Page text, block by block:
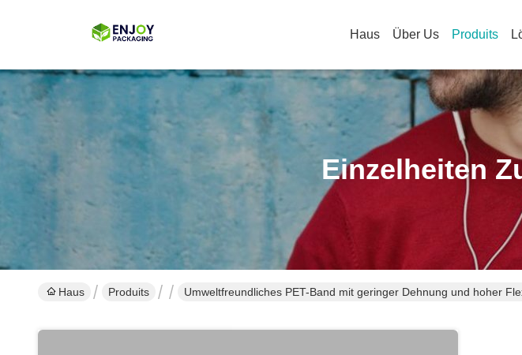
Haus Über Us Produits
Einzelheiten
Haus Produits Umweltfreundliches PET-Band mit geringer Dehnung und hoher